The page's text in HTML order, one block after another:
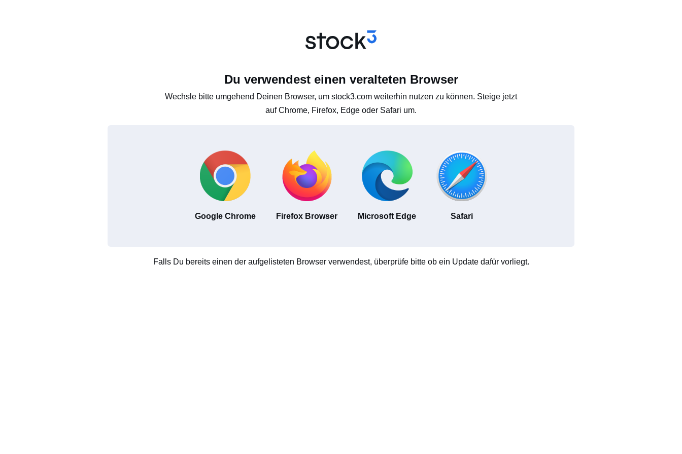
Du verwendest einen veralteten Browser
Wechsle bitte umgehend Deinen Browser, um stock3.com weiterhin nutzen zu können. Steige jetzt
auf Chrome, Firefox, Edge oder Safari um.
Google Chrome Firefox Browser Microsoft Edge Safari
Falls Du bereits einen der aufgelisteten Browser verwendest, überprüfe bitte ob ein Update dafür vorliegt.